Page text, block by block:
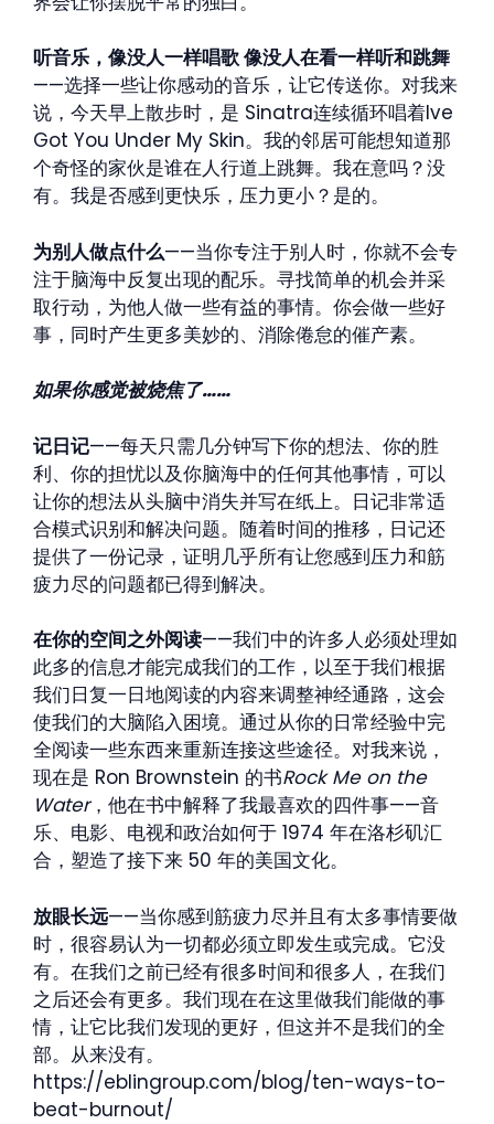
听音乐，像没人一样唱歌 像没人在看一样听和跳舞
——选择一些让你感动的音乐，让它传送你。对我来
说，今天早上散步时，是 Sinatra连续循环唱着Ive
Got You Under My Skin。我的邻居可能想知道那
个奇怪的家伙是谁在人行道上跳舞。我在意吗？没
有。我是否感到更快乐，压力更小？是的。
为别人做点什么——当你专注于别人时，你就不会专
注于脑海中反复出现的配乐。寻找简单的机会并采
取行动，为他人做一些有益的事情。你会做一些好
事，同时产生更多美妙的、消除倦怠的催产素。
如果你感觉被烧焦了……
记日记——每天只需几分钟写下你的想法、你的胜
利、你的担忧以及你脑海中的任何其他事情，可以
让你的想法从头脑中消失并写在纸上。日记非常适
合模式识别和解决问题。随着时间的推移，日记还
提供了一份记录，证明几乎所有让您感到压力和筋
疲力尽的问题都已得到解决。
在你的空间之外阅读——我们中的许多人必须处理如
此多的信息才能完成我们的工作，以至于我们根据
我们日复一日地阅读的内容来调整神经通路，这会
使我们的大脑陷入困境。通过从你的日常经验中完
全阅读一些东西来重新连接这些途径。对我来说，
现在是 Ron Brownstein 的书Rock Me on the
Water，他在书中解释了我最喜欢的四件事——音
乐、电影、电视和政治如何于 1974 年在洛杉矶汇
合，塑造了接下来 50 年的美国文化。
放眼长远——当你感到筋疲力尽并且有太多事情要做
时，很容易认为一切都必须立即发生或完成。它没
有。在我们之前已经有很多时间和很多人，在我们
之后还会有更多。我们现在在这里做我们能做的事
情，让它比我们发现的更好，但这并不是我们的全
部。从来没有。
https://eblingroup.com/blog/ten-ways-to-
beat-burnout/